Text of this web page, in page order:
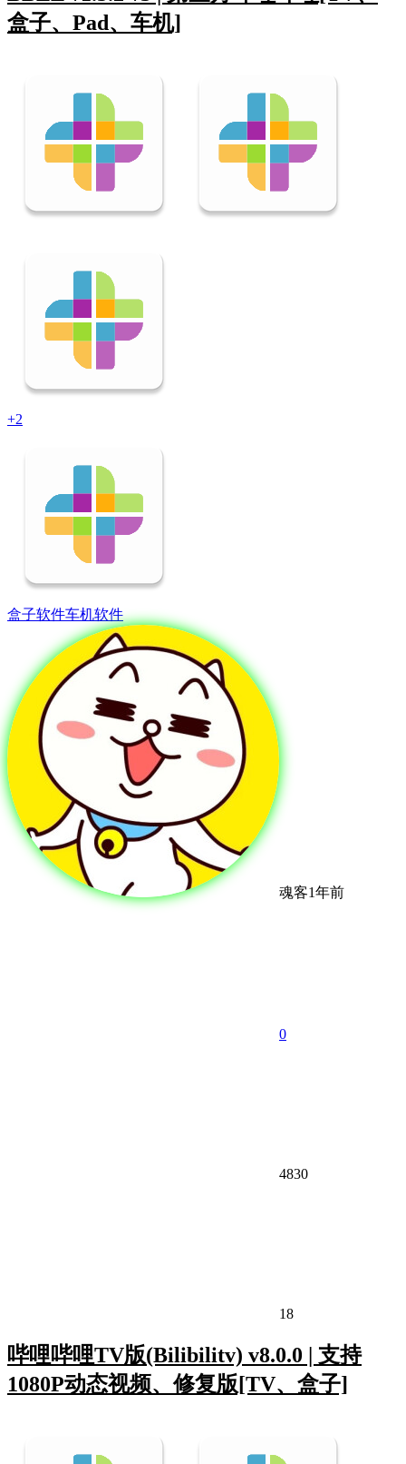
盒子、Pad、车机]
+2
盒子软件车机软件
魂客1年前
0
4830
18
哔哩哔哩TV版(Bilibilitv) v8.0.0 | 支持
1080P动态视频、修复版[TV、盒子]